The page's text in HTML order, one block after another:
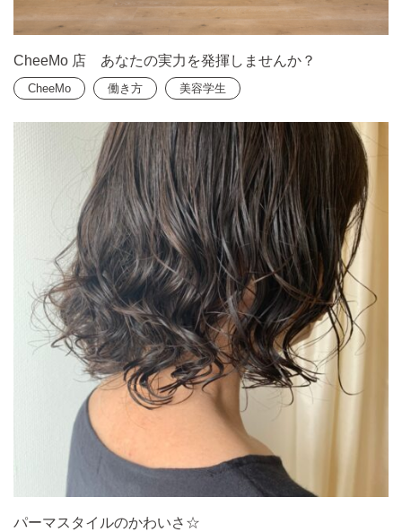
CheeMo 店 あなたの実力を発揮しませんか？
CheeMo 働き方 美容学生
パーマスタイルのかわいさ☆